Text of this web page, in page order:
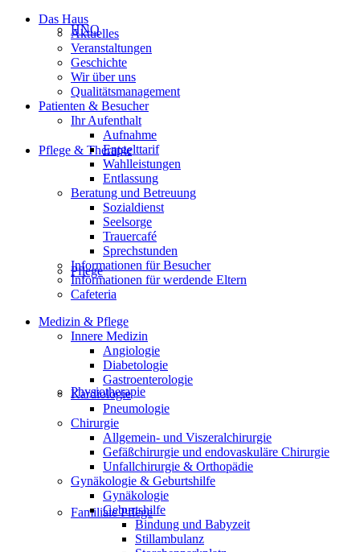
HNO
Pflege & Therapie
Pflege
Physiotherapie
Familiale Pflege
Das Haus
Aktuelles
Veranstaltungen
Geschichte
Wir über uns
Qualitätsmanagement
Patienten & Besucher
Ihr Aufenthalt
Aufnahme
Entgelttarif
Wahlleistungen
Entlassung
Beratung und Betreuung
Sozialdienst
Seelsorge
Trauercafé
Sprechstunden
Informationen für Besucher
Informationen für werdende Eltern
Cafeteria
Medizin & Pflege
Innere Medizin
Angiologie
Diabetologie
Gastroenterologie
Kardiologie
Pneumologie
Chirurgie
Allgemein- und Viszeralchirurgie
Gefäßchirurgie und endovaskuläre Chirurgie
Unfallchirurgie & Orthopädie
Gynäkologie & Geburtshilfe
Gynäkologie
Geburtshilfe
Bindung und Babyzeit
Stillambulanz